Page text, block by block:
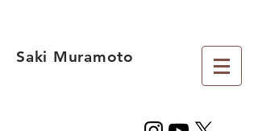
Saki Muramoto